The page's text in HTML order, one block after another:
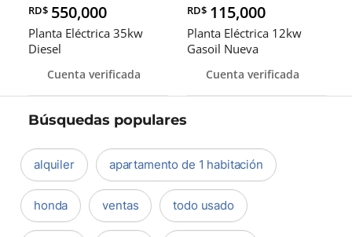
RD$ 550,000
Planta Eléctrica 35kw
Diesel
Cuenta verificada
RD$ 115,000
Planta Eléctrica 12kw
Gasoil Nueva
Cuenta verificada
Búsquedas populares
alquiler apartamento de 1 habitación
honda ventas todo usado